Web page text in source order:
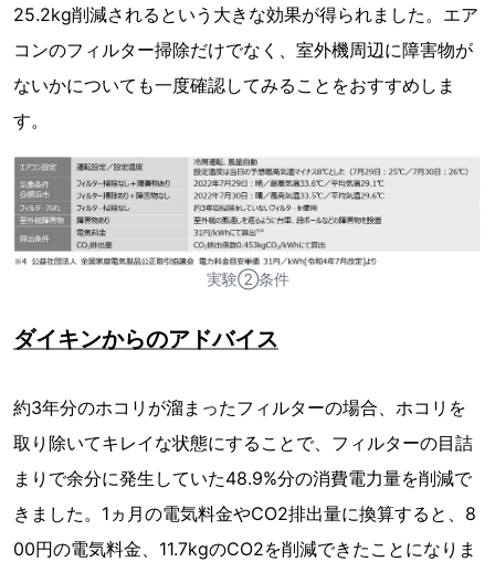
25.2kg削減されるという大きな効果が得られました。エア
コンのフィルター掃除だけでなく、室外機周辺に障害物が
ないかについても一度確認してみることをおすすめしま
す。
実験②条件
ダイキンからのアドバイス
約3年分のホコリが溜まったフィルターの場合、ホコリを
取り除いてキレイな状態にすることで、フィルターの目詰
まりで余分に発生していた48.9%分の消費電力量を削減で
きました。1ヵ月の電気料金やCO2排出量に換算すると、8
00円の電気料金、11.7kgのCO2を削減できたことになりま